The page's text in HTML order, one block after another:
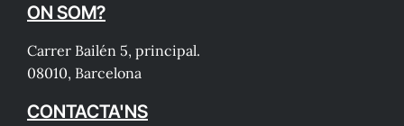
ON SOM?
Carrer Bailén 5, principal.
08010, Barcelona
CONTACTA'NS